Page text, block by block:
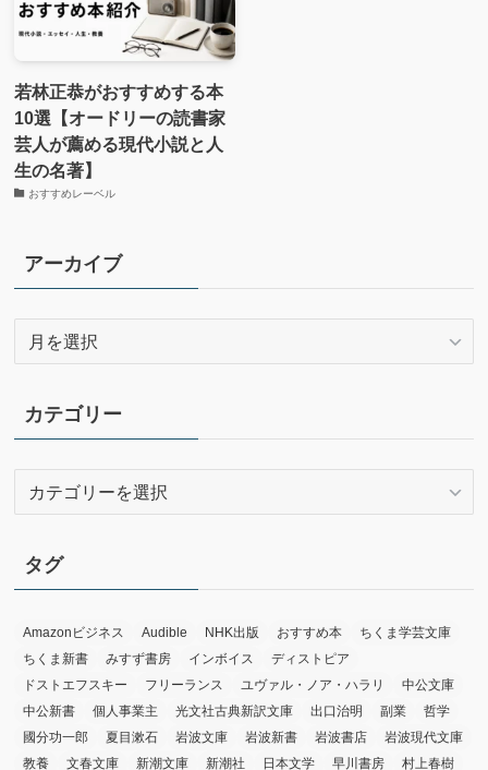
若林正恭がおすすめする本
10選【オードリーの読書家
芸人が薦める現代小説と人
生の名著】
おすすめレーベル
アーカイブ
イ
ブ
カテゴリー
リ
ー
タグ
Amazonビジネス Audible NHK出版 おすすめ本
ちくま学芸文庫
ちくま新書
みすず書房 インボイス
ディストピア
ドストエフスキー
フリーランス ユヴァル・ノア・ハラリ
中公文庫
中公新書
個人事業主 光文社古典新訳文庫 出口治明 副業
哲学
國分功一郎
夏目漱石 岩波文庫 岩波新書 岩波書店
岩波現代文庫
教養
文春文庫 新潮文庫 新潮社 日本文学 早川書房 村上春樹